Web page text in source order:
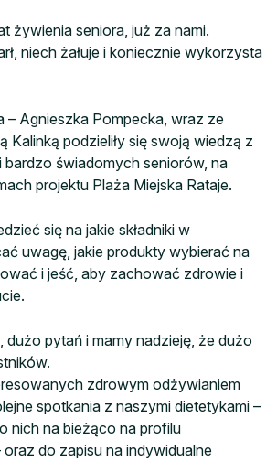
żywienia seniora, już za nami.
niech żałuje i koniecznie wykorzysta
– Agnieszka Pompecka, wraz ze
Kalinką podzieliły się swoją wiedzą z
świadomych seniorów, na
projektu Plaża Miejska Rataje.
się na jakie składniki w
uwagę, jakie produkty wybierać na
i jeść, aby zachować zdrowie i
dużo pytań i mamy nadzieję, że dużo
zdrowym odżywianiem
spotkania z naszymi dietetykami –
nich na bieżąco na profilu
do zapisu na indywidualne